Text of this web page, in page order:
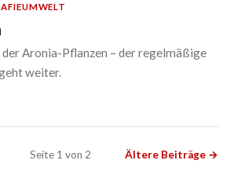
UMWELT
Aronia-Pflanzen – der regelmäßige
weiter.
Seite 1 von 2 Ältere Beiträge →